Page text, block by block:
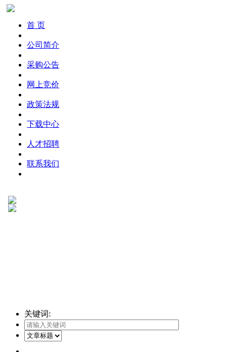
首 页
公司简介
采购公告
网上竞价
政策法规
下载中心
人才招聘
联系我们
关键词: